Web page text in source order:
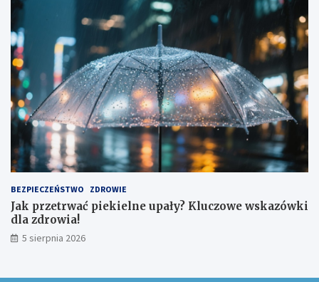
BEZPIECZEŃSTWO ZDROWIE
Jak przetrwać piekielne upały? Kluczowe wskazówki
dla zdrowia!
5 sierpnia 2026